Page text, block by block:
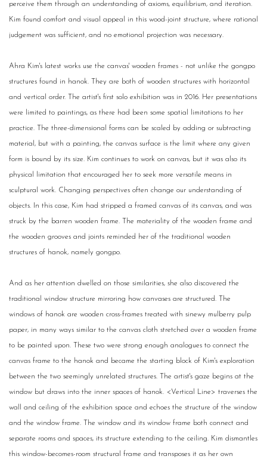
perceive them through an understanding of axioms, equilibrium, and iteration.
Kim found comfort and visual appeal in this wood-joint structure, where rational
judgement was sufficient, and no emotional projection was necessary.
Ahra Kim's latest works use the canvas' wooden frames - not unlike the gongpo
structures found in hanok. They are both of wooden structures with horizontal
and vertical order. The artist's first solo exhibition was in 2016. Her presentations
were limited to paintings, as there had been some spatial limitations to her
practice. The three-dimensional forms can be scaled by adding or subtracting
material, but with a painting, the canvas surface is the limit where any given
form is bound by its size. Kim continues to work on canvas, but it was also its
physical limitation that encouraged her to seek more versatile means in
sculptural work. Changing perspectives often change our understanding of
objects. In this case, Kim had stripped a framed canvas of its canvas, and was
struck by the barren wooden frame. The materiality of the wooden frame and
the wooden grooves and joints reminded her of the traditional wooden
structures of hanok, namely gongpo.
And as her attention dwelled on those similarities, she also discovered the
traditional window structure mirroring how canvases are structured. The
windows of hanok are wooden cross-frames treated with sinewy mulberry pulp
paper, in many ways similar to the canvas cloth stretched over a wooden frame
to be painted upon. These two were strong enough analogues to connect the
canvas frame to the hanok and became the starting block of Kim's exploration
between the two seemingly unrelated structures. The artist's gaze begins at the
window but draws into the inner spaces of hanok. <Vertical Line> traverses the
wall and ceiling of the exhibition space and echoes the structure of the window
and the window frame. The window and its window frame both connect and
separate rooms and spaces, its structure extending to the ceiling. Kim dismantles
this window-becomes-room structural frame and transposes it as her own